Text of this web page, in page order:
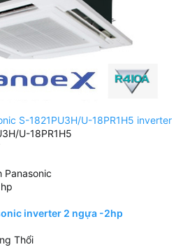
S-1821PU3H/U-18PR1H5 inverter
U-18PR1H5
Panasonic
inverter 2 ngựa -2hp
Thổi